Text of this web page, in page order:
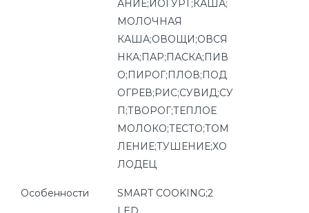
АНИЕ;ЙОГУРТ;КАША;
МОЛОЧНАЯ
КАША;ОВОЩИ;ОВСЯ
НКА;ПАР;ПАСКА;ПИВ
О;ПИРОГ;ПЛОВ;ПОД
ОГРЕВ;РИС;СУВИД;СУ
П;ТВОРОГ;ТЕПЛОЕ
МОЛОКО;ТЕСТО;ТОМ
ЛЕНИЕ;ТУШЕНИЕ;ХО
ЛОДЕЦ
Особенности
SMART COOKING;2